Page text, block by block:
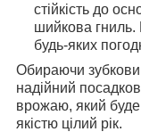
стійкість до
шийкова гниль.
будь-яких
Обираючи
надійний
врожаю, який
якістю цілий рік.